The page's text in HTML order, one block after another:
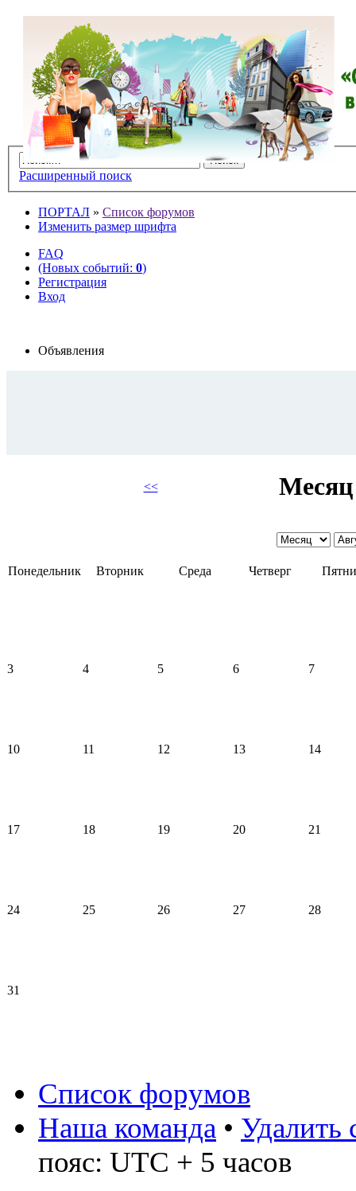
Расширенный поиск
ПОРТАЛ » Список форумов
Изменить размер шрифта
FAQ
(Новых событий: 0)
Регистрация
Вход
Объявления
<< Месяц
Понедельник Вторник Среда Четверг
3 4 5 6 7
10 11 12 13 14
17 18 19 20 21
24 25 26 27 28
31
Список форумов
Наша команда • Удалить
пояс: UTC + 5 часов